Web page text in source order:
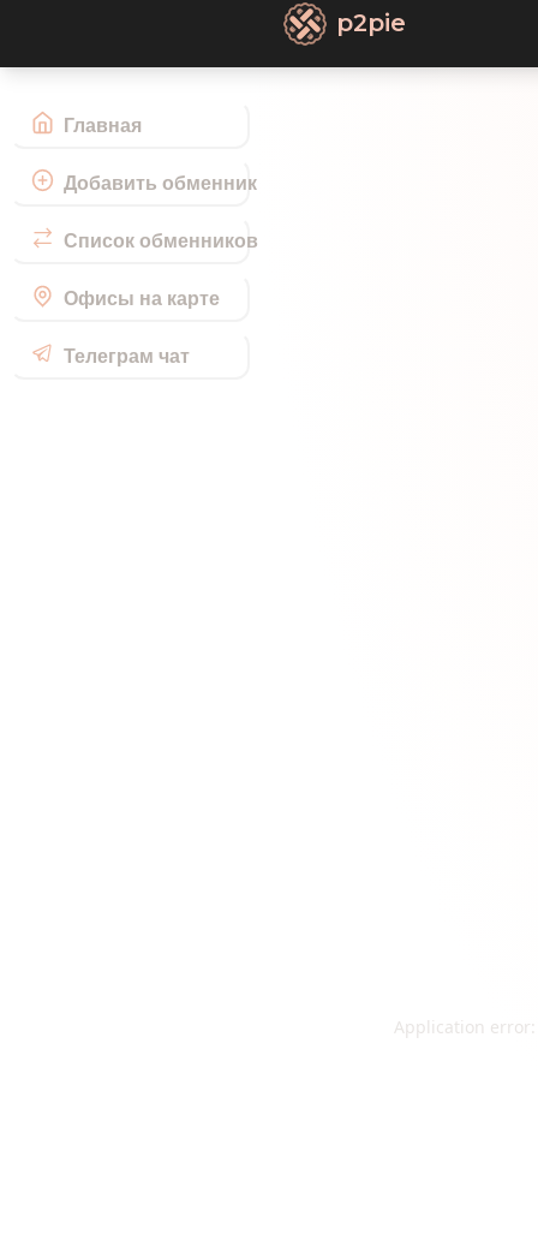
Главная
Добавить обменник
Список обменников
Офисы на карте
Телеграм чат
p2pie
Application